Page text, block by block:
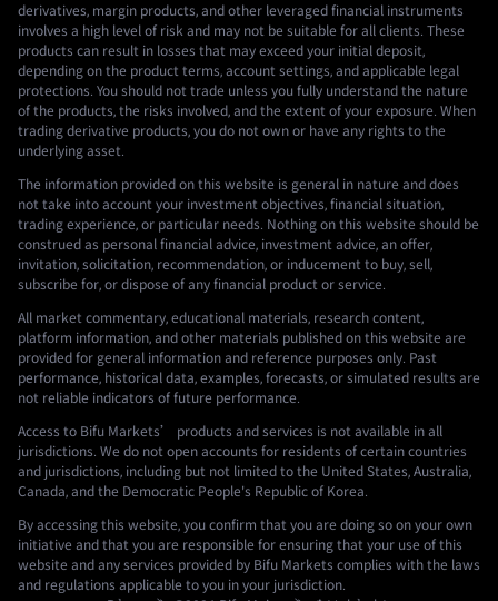
derivatives, margin products, and other leveraged financial instruments
involves a high level of risk and may not be suitable for all clients. These
products can result in losses that may exceed your initial deposit,
depending on the product terms, account settings, and applicable legal
protections. You should not trade unless you fully understand the nature
of the products, the risks involved, and the extent of your exposure. When
trading derivative products, you do not own or have any rights to the
underlying asset.
The information provided on this website is general in nature and does
not take into account your investment objectives, financial situation,
trading experience, or particular needs. Nothing on this website should be
construed as personal financial advice, investment advice, an offer,
invitation, solicitation, recommendation, or inducement to buy, sell,
subscribe for, or dispose of any financial product or service.
All market commentary, educational materials, research content,
platform information, and other materials published on this website are
provided for general information and reference purposes only. Past
performance, historical data, examples, forecasts, or simulated results are
not reliable indicators of future performance.
Access to Bifu Markets’ products and services is not available in all
jurisdictions. We do not open accounts for residents of certain countries
and jurisdictions, including but not limited to the United States, Australia,
Canada, and the Democratic People's Republic of Korea.
By accessing this website, you confirm that you are doing so on your own
initiative and that you are responsible for ensuring that your use of this
website and any services provided by Bifu Markets complies with the laws
and regulations applicable to you in your jurisdiction.